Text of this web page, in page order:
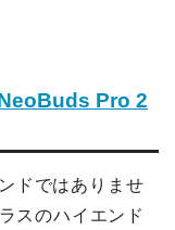
Pro 2
ドではありませ
スのハイエンド